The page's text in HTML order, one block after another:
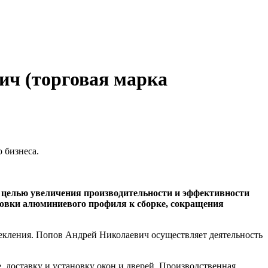
(торговая марка
увеличения производительности и эффективности
алюминиевого профиля к сборке, сокращения
Попов Андрей Николаевич осуществляет деятельность
и установку окон и дверей. Производственная